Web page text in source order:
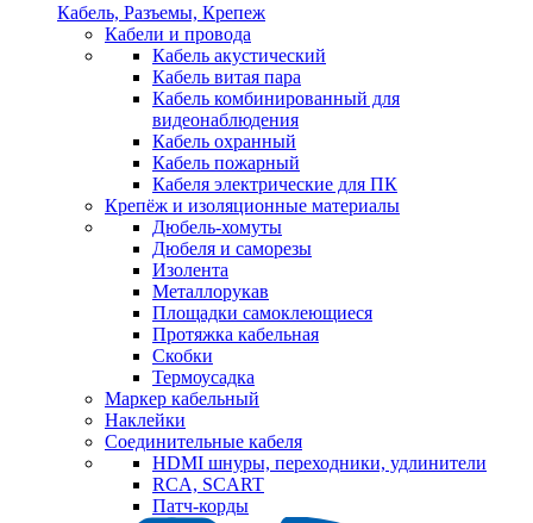
Кабель, Разъемы, Крепеж
Кабели и провода
Кабель акустический
Кабель витая пара
Кабель комбинированный для
видеонаблюдения
Кабель охранный
Кабель пожарный
Кабеля электрические для ПК
Крепёж и изоляционные материалы
Дюбель-хомуты
Дюбеля и саморезы
Изолента
Металлорукав
Площадки самоклеющиеся
Протяжка кабельная
Скобки
Термоусадка
Маркер кабельный
Наклейки
Соединительные кабеля
HDMI шнуры, переходники, удлинители
RCA, SCART
Патч-корды